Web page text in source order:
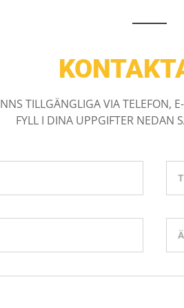
TILLGÄNGLIGA VIA TELEFON,
FYLL I DINA UPPGIFTER NEDAN